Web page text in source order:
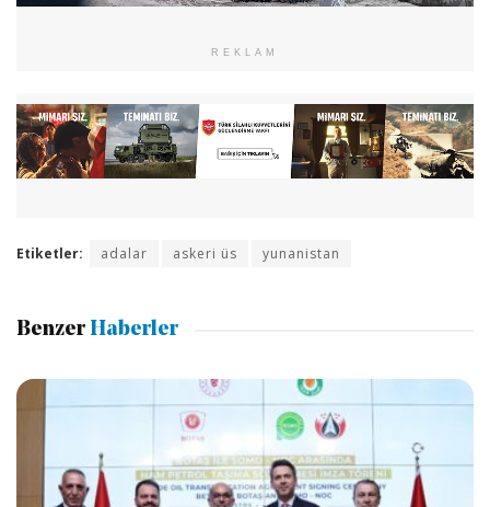
REKLAM
Etiketler: adalar askeri üs yunanistan
Benzer Haberler